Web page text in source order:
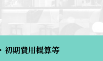
初期費用概算等